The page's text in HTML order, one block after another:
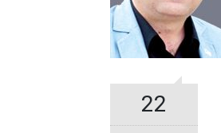
22